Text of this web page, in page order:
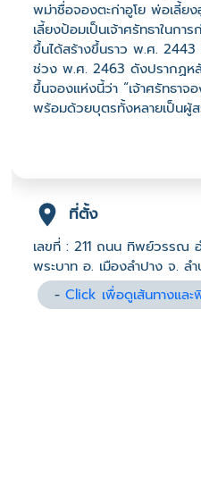
พม่าชื่อจองตะก่าอูโย พ่อเลี้ย
เลี้ยงป้อมเป็นเจ้าศรัทธาในกา
ขึ้นได้สร้างขึ้นราว พ.ศ. 2443
ช่วง พ.ศ. 2463 ดังปรากฏห
ขึ้นจองแห่งนี้ว่า “เจ้าศรัทธา
พร้อมด้วยบุตรทั้งหลายเป็นผู้ส
ที่ตั้ง
เลขที่ : 211 ถนน ทิพย์วรรณ อ
พระบาท อ. เมืองลำปาง จ. ล
-Click เพื่อดูเส้นทางแ